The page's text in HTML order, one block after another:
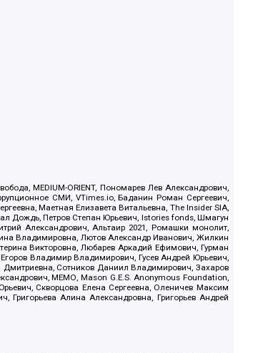
MEDIUM-ORIENT, Пономарев Лев Александрович,
СМИ, VTimes.io, Баданин Роман Сергеевич,
Маетная Елизавета Витальевна, The Insider SIA,
Дождь, Петров Степан Юрьевич, Istories fonds, Шмагун
Александрович, Альтаир 2021, Ромашки монолит,
Владимировна, Лютов Александр Иванович, Жилкин
Викторовна, Любарев Аркадий Ефимович, Гурман
Владимир Владимирович, Гусев Андрей Юрьевич,
Сотников Даниил Владимирович, Захаров
МЕМО, Mason G.E.S. Anonymous Foundation,
Скворцова Елена Сергеевна, Оленичев Максим
Григорьева Алина Александровна, Григорьев Андрей